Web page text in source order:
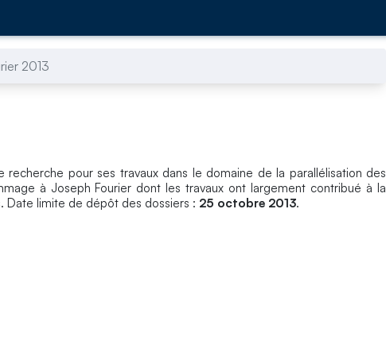
2013
pour ses travaux dans le domaine de la parallélisation des
à Joseph Fourier dont les travaux ont largement contribué à la
Date limite de dépôt des dossiers : 25 octobre 2013.